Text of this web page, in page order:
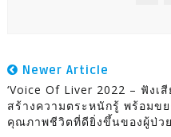
Newer Article
‘Voice Of Liver 2022 – ฟังเ
สร้างความตระหนักรู้ พร้อมข
คุณภาพชีวิตที่ดียิ่งขึ้นของผู้ป่วย